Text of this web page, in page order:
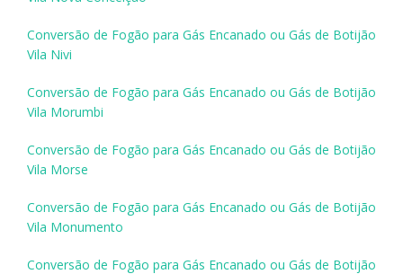
Conversão de Fogão para Gás Encanado ou Gás de Botijão
Vila Nivi
Conversão de Fogão para Gás Encanado ou Gás de Botijão
Vila Morumbi
Conversão de Fogão para Gás Encanado ou Gás de Botijão
Vila Morse
Conversão de Fogão para Gás Encanado ou Gás de Botijão
Vila Monumento
Conversão de Fogão para Gás Encanado ou Gás de Botijão